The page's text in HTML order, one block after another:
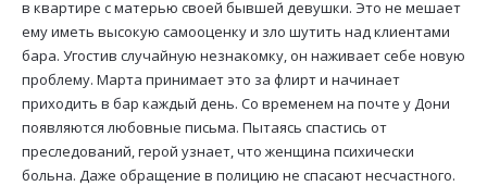
в квартире с матерью своей бывшей девушки. Это не мешает
ему иметь высокую самооценку и зло шутить над клиентами
бара. Угостив случайную незнакомку, он наживает себе новую
проблему. Марта принимает это за флирт и начинает
приходить в бар каждый день. Со временем на почте у Дони
появляются любовные письма. Пытаясь спастись от
преследований, герой узнает, что женщина психически
больна. Даже обращение в полицию не спасают несчастного.